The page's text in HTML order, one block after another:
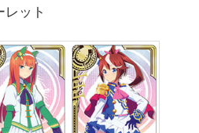
レット